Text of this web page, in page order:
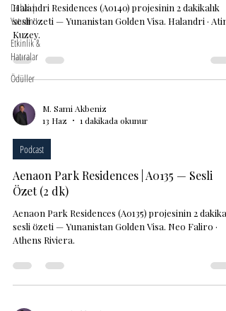
Dubai |
Yatırım
Etkinlik &
Hatıralar
Ödüller
Halandri Residences (A0140) projesinin 2 dakikalık
sesli özeti — Yunanistan Golden Visa. Halandri ·
Kuzey.
M. Sami Akbeniz
13 Haz
1 dakikada okunur
Podcast
Aenaon Park Residences | A0135 — Sesli
Özet (2 dk)
Aenaon Park Residences (A0135) projesinin 2
sesli özeti — Yunanistan Golden Visa. Neo Faliro ·
Athens Riviera.